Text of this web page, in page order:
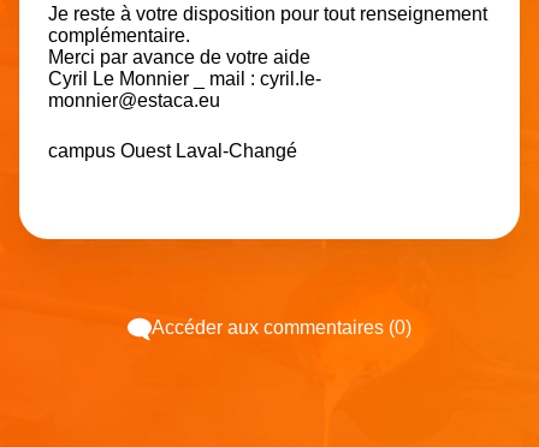
Je reste à votre disposition pour tout renseignement
complémentaire.
Merci par avance de votre aide
Cyril Le Monnier _ mail : cyril.le-
monnier@estaca.eu
campus Ouest Laval-Changé
Accéder aux commentaires (0)